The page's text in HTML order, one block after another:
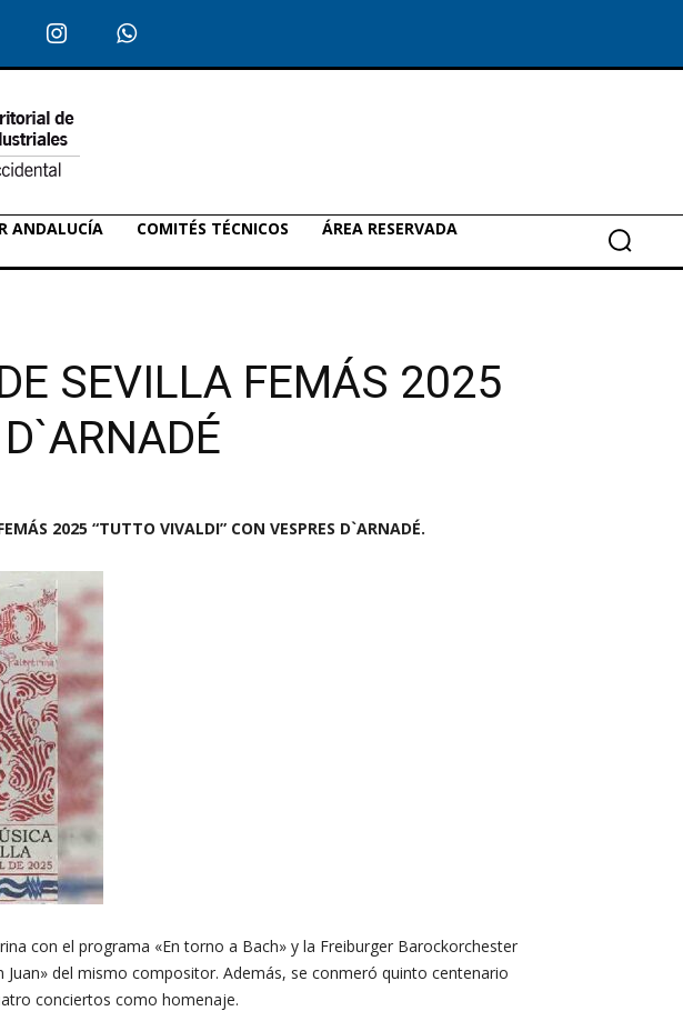
ANDALUCÍA COMITÉS TÉCNICOS
ÁREA RESERVADA
SEVILLA FEMÁS 2025
2025 “TUTTO VIVALDI” CON VESPRES D`ARNADÉ.
con el programa «En torno a Bach» y la Freiburger Barockorchester
del mismo compositor. Además, se conmeró quinto centenario
conciertos como homenaje.